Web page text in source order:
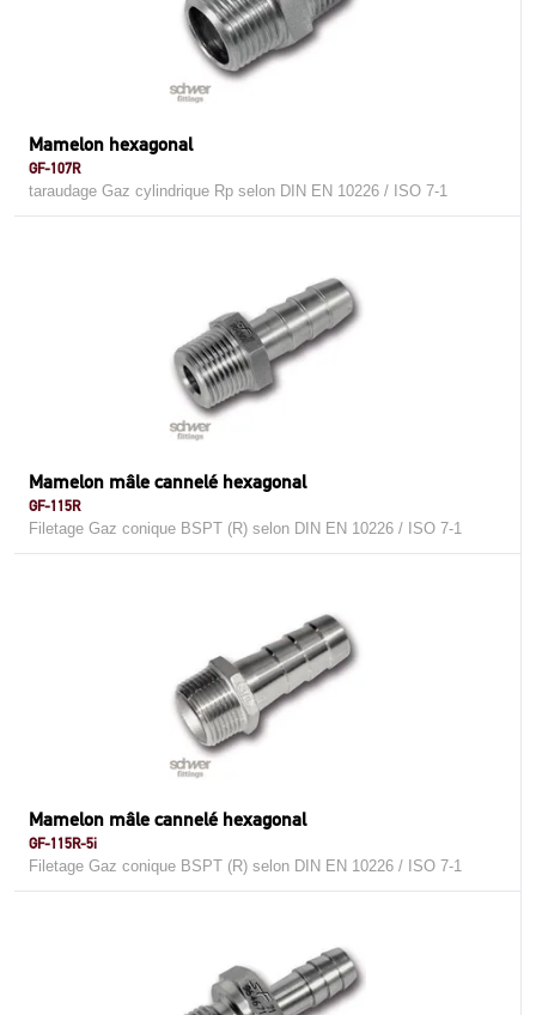
Mamelon hexagonal
GF-107R
taraudage Gaz cylindrique Rp selon DIN EN 10226 / ISO 7-1
Mamelon mâle cannelé hexagonal
GF-115R
Filetage Gaz conique BSPT (R) selon DIN EN 10226 / ISO 7-1
Mamelon mâle cannelé hexagonal
GF-115R-5i
Filetage Gaz conique BSPT (R) selon DIN EN 10226 / ISO 7-1